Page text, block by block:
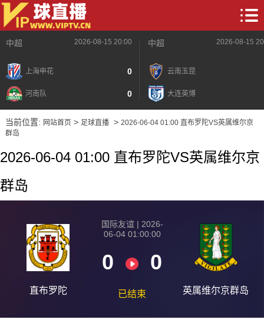
中超 2026-08-15 20:00
上海申花 0
河南队 0
中超 2026-08-15
云南玉昆
大连英博
当前位置: 网站首页> 足球直播> 2026-06-04 01:00 直布罗陀VS英属维尔京
群岛
2026-06-04 01:00 直布罗陀VS英属维尔京
群岛
直布罗陀
国际友谊 | 2026-
06-04 01:00:00
0 0
已结束 英属维尔京群岛